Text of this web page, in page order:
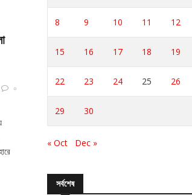
০
8 9 10 11 12
15 16 17 18 19
22 23 24 25 26
29 30
« Oct Dec »
সর্বশেষ